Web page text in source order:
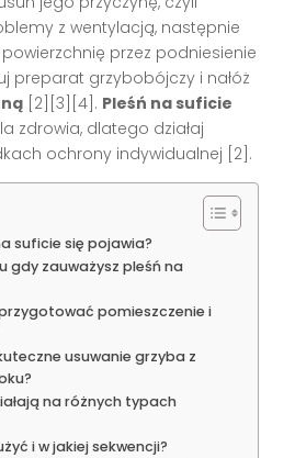
z wentylacją, następnie
przez podniesienie
preparat grzybobójczy i nałóż
[2][3][4]. Pleśń na suficie
zdrowia, dlatego działaj
ochrony indywidualnej [2].
suficie się pojawia?
gdy zauważysz pleśń na
pomieszczenie i
usuwanie grzyba z
na różnych typach
i w jakiej sekwencji?